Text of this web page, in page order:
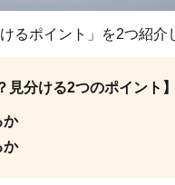
るポイント」を2つ紹介
見分ける2つのポイント】
か
か